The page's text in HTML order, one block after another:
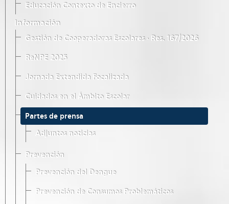
Educación Contexto de Encierro
Información
Gestión de Cooperadoras Escolares · Res. 167/2026
ReNPE 2025
Jornada Extendida Focalizada
Cuidados en el Ámbito Escolar
Partes de prensa
Adjuntos noticias
Prevención
Prevención del Dengue
Prevención de Consumos Problemáticos